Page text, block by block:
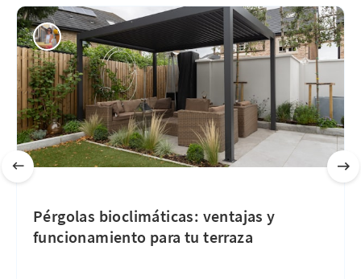
Pérgolas bioclimáticas: ventajas y
funcionamiento para tu terraza